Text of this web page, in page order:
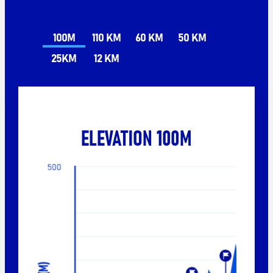
100M 110 KM 60 KM
50 KM
25KM
12 KM
ELEVATION 100M